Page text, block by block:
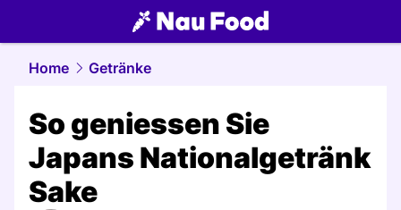
food.NAU.ch
Home Getränke
So geniessen Sie
Japans Nationalgetränk
Sake